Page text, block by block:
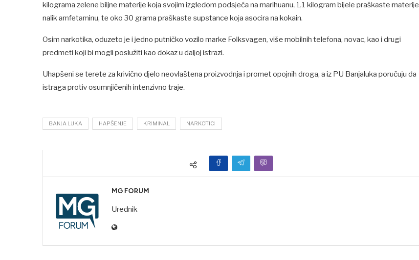
kilograma zelene biljne materije koja svojim izgledom podsjeća na marihuanu, 1,1 kilogram bijele praškaste materije
nalik amfetaminu, te oko 30 grama praškaste supstance koja asocira na kokain.
Osim narkotika, oduzeto je i jedno putničko vozilo marke Folksvagen, više mobilnih telefona, novac, kao i drugi
predmeti koji bi mogli poslužiti kao dokaz u daljoj istrazi.
Uhapšeni se terete za krivično djelo neovlaštena proizvodnja i promet opojnih droga, a iz PU Banjaluka poručuju da
istraga protiv osumnjičenih intenzivno traje.
BANJA LUKA HAPŠENJE KRIMINAL NARKOTICI
MG FORUM
Urednik